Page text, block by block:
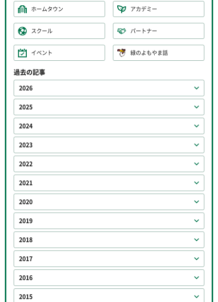
ホームタウン アカデミー
スクール パートナー
イベント 緑のよもやま話
過去の記事
2026
2025
2024
2023
2022
2021
2020
2019
2018
2017
2016
2015